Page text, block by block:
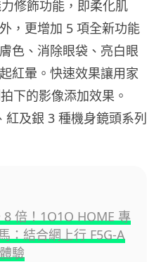
修飾功能，即柔化肌
，更增加 5 項全新功能
色、消除眼袋、亮白眼
紅暈。快速效果讓用家
下的影像添加效果。
紅及銀 3 種機身鏡頭系列
倍！1O1O HOME 專
：結合網上行 F5G-A
驗